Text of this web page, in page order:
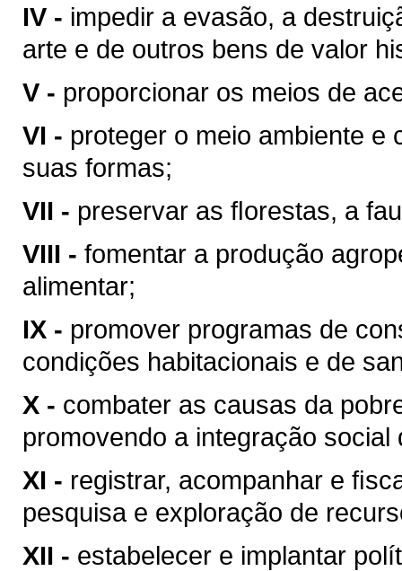
IV - impedir a evasão, a
arte e de outros bens de valor
V - proporcionar os meios de
VI - proteger o meio ambiente e
suas formas;
VII - preservar as ﬂorestas, a
VIII - fomentar a produção
alimentar;
IX - promover programas de
condições habitacionais e de
X - combater as causas da
promovendo a integração
XI - registrar, acompanhar e
pesquisa e exploração de
XII - estabelecer e implantar